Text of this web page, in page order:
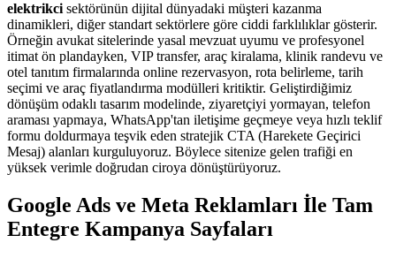
elektrikci sektörünün dijital dünyadaki müşteri kazanma
dinamikleri, diğer standart sektörlere göre ciddi farklılıklar gösterir.
Örneğin avukat sitelerinde yasal mevzuat uyumu ve profesyonel
itimat ön plandayken, VIP transfer, araç kiralama, klinik randevu ve
otel tanıtım firmalarında online rezervasyon, rota belirleme, tarih
seçimi ve araç fiyatlandırma modülleri kritiktir. Geliştirdiğimiz
dönüşüm odaklı tasarım modelinde, ziyaretçiyi yormayan, telefon
araması yapmaya, WhatsApp'tan iletişime geçmeye veya hızlı teklif
formu doldurmaya teşvik eden stratejik CTA (Harekete Geçirici
Mesaj) alanları kurguluyoruz. Böylece sitenize gelen trafiği en
yüksek verimle doğrudan ciroya dönüştürüyoruz.
Google Ads ve Meta Reklamları İle Tam
Entegre Kampanya Sayfaları